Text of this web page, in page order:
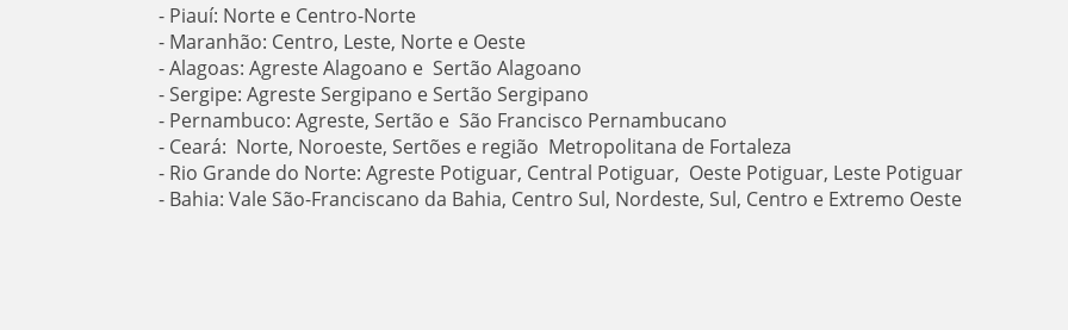
- Piauí: Norte e Centro-Norte
- Maranhão: Centro, Leste, Norte e Oeste
- Alagoas: Agreste Alagoano e Sertão Alagoano
- Sergipe: Agreste Sergipano e Sertão Sergipano
- Pernambuco: Agreste, Sertão e São Francisco Pernambucano
- Ceará: Norte, Noroeste, Sertões e região Metropolitana de Fortaleza
- Rio Grande do Norte: Agreste Potiguar, Central Potiguar, Oeste Potiguar, Leste Potiguar
- Bahia: Vale São-Franciscano da Bahia, Centro Sul, Nordeste, Sul, Centro e Extremo Oeste